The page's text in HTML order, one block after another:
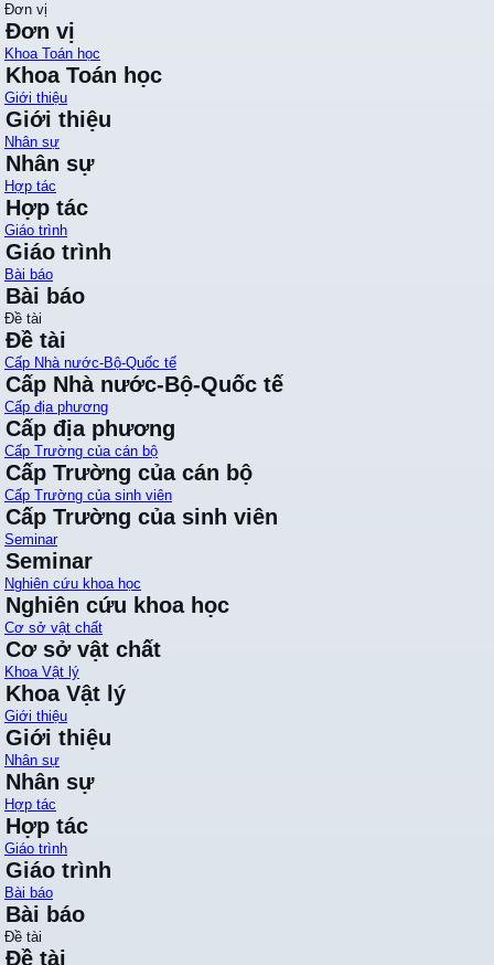
Đơn vị
Đơn vị
Khoa Toán học
Khoa Toán học
Giới thiệu
Giới thiệu
Nhân sự
Nhân sự
Hợp tác
Hợp tác
Giáo trình
Giáo trình
Bài báo
Bài báo
Đề tài
Đề tài
Cấp Nhà nước-Bộ-Quốc tế
Cấp Nhà nước-Bộ-Quốc tế
Cấp địa phương
Cấp địa phương
Cấp Trường của cán bộ
Cấp Trường của cán bộ
Cấp Trường của sinh viên
Cấp Trường của sinh viên
Seminar
Seminar
Nghiên cứu khoa học
Nghiên cứu khoa học
Cơ sở vật chất
Cơ sở vật chất
Khoa Vật lý
Khoa Vật lý
Giới thiệu
Giới thiệu
Nhân sự
Nhân sự
Hợp tác
Hợp tác
Giáo trình
Giáo trình
Bài báo
Bài báo
Đề tài
Đề tài